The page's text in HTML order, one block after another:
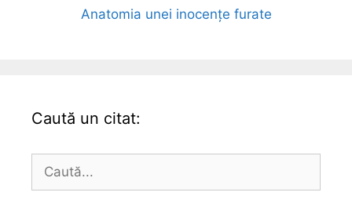
Anatomia unei inocențe furate
Caută un citat:
Caută